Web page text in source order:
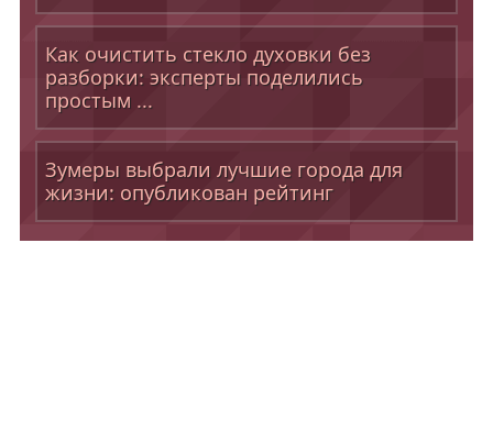
Как очистить стекло духовки без
разборки: эксперты поделились
простым ...
Зумеры выбрали лучшие города для
жизни: опубликован рейтинг